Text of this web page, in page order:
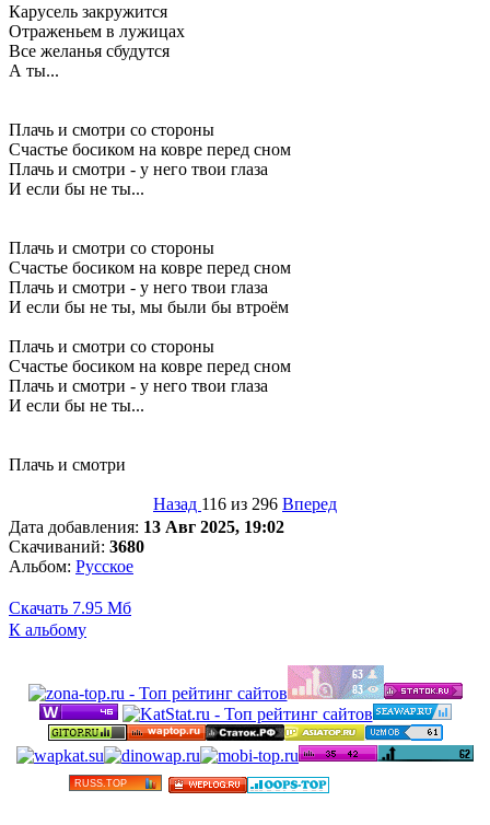
Карусель закружится
Отраженьем в лужицах
Все желанья сбудутся
А ты...
Плачь и смотри со стороны
Счастье босиком на ковре перед сном
Плачь и смотри - у него твои глаза
И если бы не ты...
Плачь и смотри со стороны
Счастье босиком на ковре перед сном
Плачь и смотри - у него твои глаза
И если бы не ты, мы были бы втроём
Плачь и смотри со стороны
Счастье босиком на ковре перед сном
Плачь и смотри - у него твои глаза
И если бы не ты...
Плачь и смотри
Назад 116 из 296 Вперед
Дата добавления: 13 Авг 2025, 19:02
Скачиваний: 3680
Альбом: Русское
Скачать 7.95 Мб
К альбому